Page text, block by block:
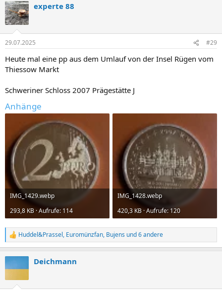
k
t
i
e
:
experte 88
29.07.2025 #29
Heute mal eine pp aus dem Umlauf von der Insel Rügen vom
Thiessow Markt
Schweriner Schloss 2007 Prägestätte J
Anhänge
IMG_1429.webp
293,8 KB · Aufrufe: 114
IMG_1428.webp
420,3 KB · Aufrufe: 120
R
e
t
Huddel&Prassel, Euromünzfan, Bujens und 6 andere
Deichmann